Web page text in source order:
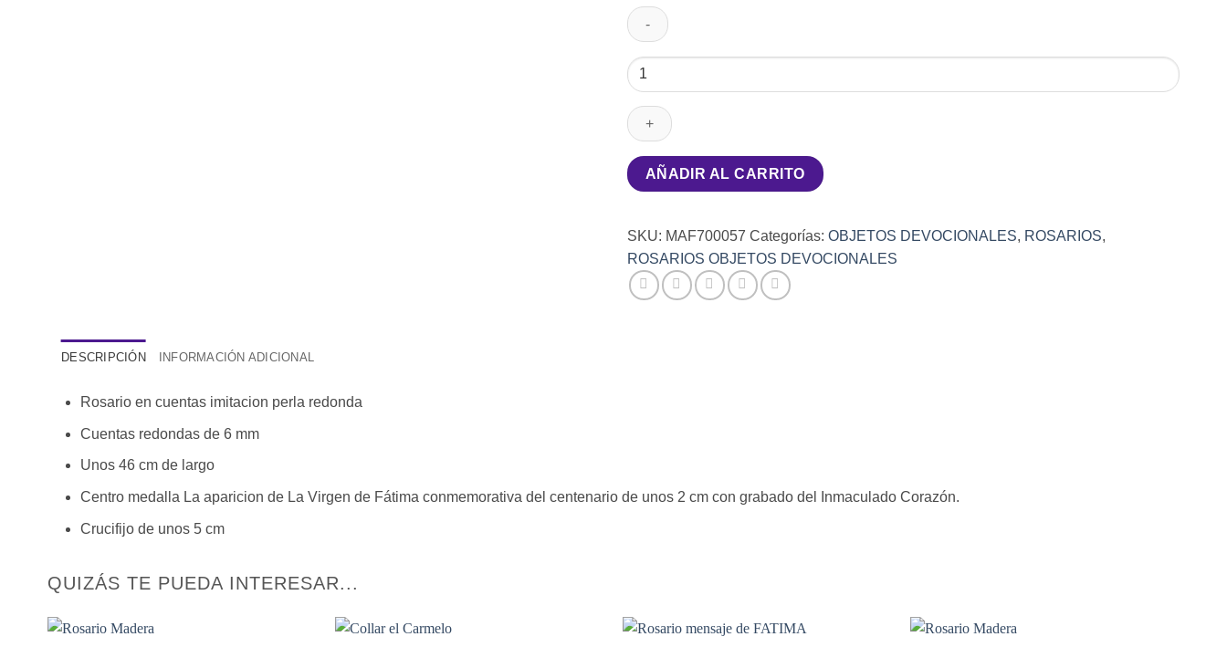
Rosario
centenario
de
Fátima
AÑADIR AL CARRITO
SKU: MAF700057 Categorías: OBJETOS DEVOCIONALES, ROSARIOS,
ROSARIOS OBJETOS DEVOCIONALES
DESCRIPCIÓN INFORMACIÓN ADICIONAL
Rosario en cuentas imitacion perla redonda
Cuentas redondas de 6 mm
Unos 46 cm de largo
Centro medalla La aparicion de La Virgen de Fátima conmemorativa del centenario de unos 2 cm con grabado del Inmaculado Corazón.
Crucifijo de unos 5 cm
QUIZÁS TE PUEDA INTERESAR...